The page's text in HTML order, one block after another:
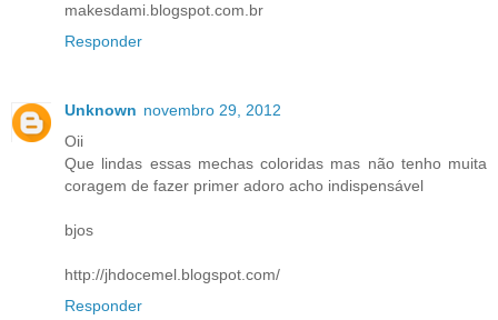
makesdami.blogspot.com.br
Responder
Unknown novembro 29, 2012
Oii
Que lindas essas mechas coloridas mas não tenho muita
coragem de fazer primer adoro acho indispensável
bjos
http://jhdocemel.blogspot.com/
Responder